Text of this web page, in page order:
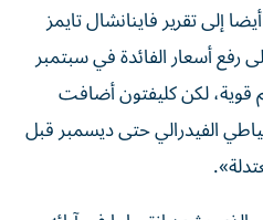
إلى تقرير فاينانشال تايمز
رفع أسعار الفائدة في سبتمبر
قوية، لكن كليفتون أضافت
الفيدرالي حتى ‌ديسمبر قبل